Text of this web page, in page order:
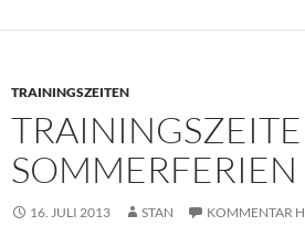
TRAININGSZEITEN
16. JULI 2013 STAN KOMMENTAR